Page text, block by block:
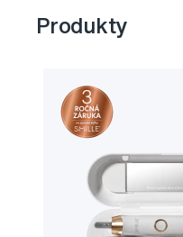
Produkty